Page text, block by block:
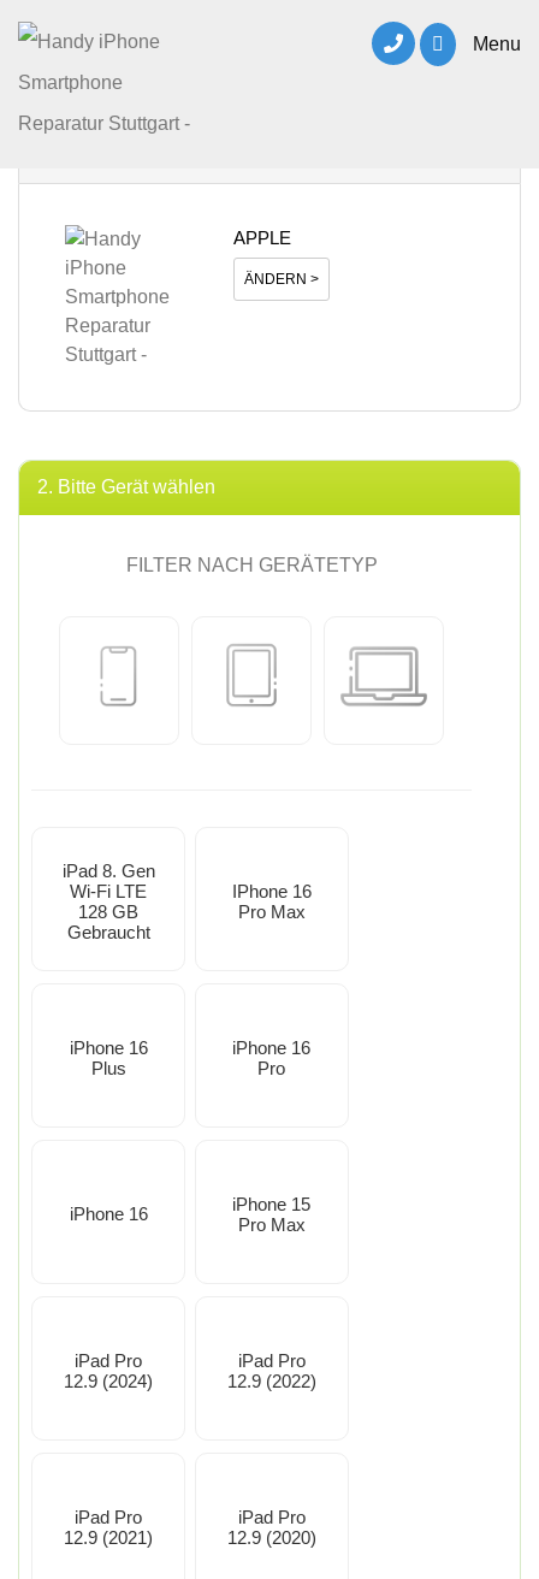
Menu
APPLE
ÄNDERN >
2. Bitte Gerät wählen
FILTER NACH GERÄTETYP
iPad 8. Gen
Wi-Fi LTE
128 GB
Gebraucht
IPhone 16
Pro Max
iPhone 16
Plus
iPhone 16
Pro
iPhone 16
iPhone 15
Pro Max
iPad Pro
12.9 (2024)
iPad Pro
12.9 (2022)
iPad Pro
12.9 (2021)
iPad Pro
12.9 (2020)